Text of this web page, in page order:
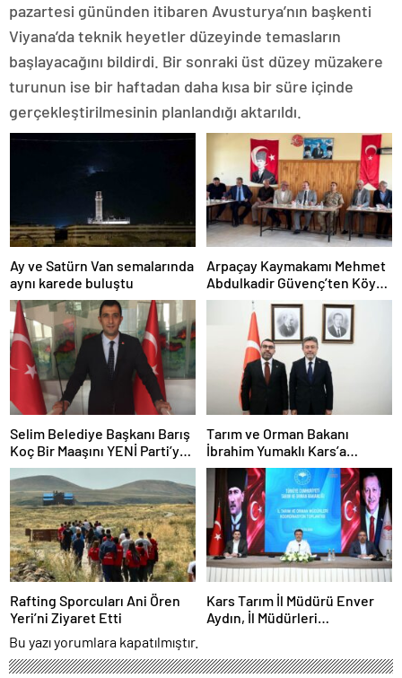
pazartesi gününden itibaren Avusturya’nın başkenti
Viyana’da teknik heyetler düzeyinde temasların
başlayacağını bildirdi. Bir sonraki üst düzey müzakere
turunun ise bir haftadan daha kısa bir süre içinde
gerçekleştirilmesinin planlandığı aktarıldı.
Ay ve Satürn Van semalarında
aynı karede buluştu
Arpaçay Kaymakamı Mehmet
Abdulkadir Güvenç’ten Köy
Ziyaretleri
Selim Belediye Başkanı Barış
Koç Bir Maaşını YENİ Parti’ye
Bağışladı
Tarım ve Orman Bakanı
İbrahim Yumaklı Kars’a
Geliyor
Rafting Sporcuları Ani Ören
Yeri’ni Ziyaret Etti
Kars Tarım İl Müdürü Enver
Aydın, İl Müdürleri
Bu yazı yorumlara kapatılmıştır.